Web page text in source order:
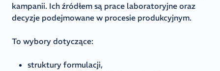
kampanii. Ich źródłem są prace laboratoryjne oraz
decyzje podejmowane w procesie produkcyjnym.
To wybory dotyczące:
struktury formulacji,